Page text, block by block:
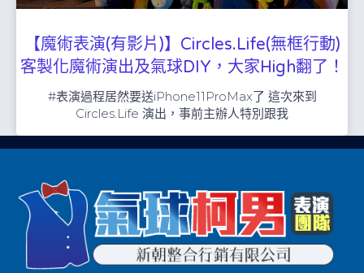
【魔術表演(有影片)】Circles.Life(無框行動)
客製化魔術演出及氣球DIY，大家High翻了！
#表演過程居然要送iPhone11ProMax了 這次來到
Circles.Life 演出，事前主辦人特別跟我